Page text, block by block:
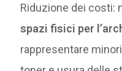
Riduzione dei costi:
spazi fisici per
rappresentare